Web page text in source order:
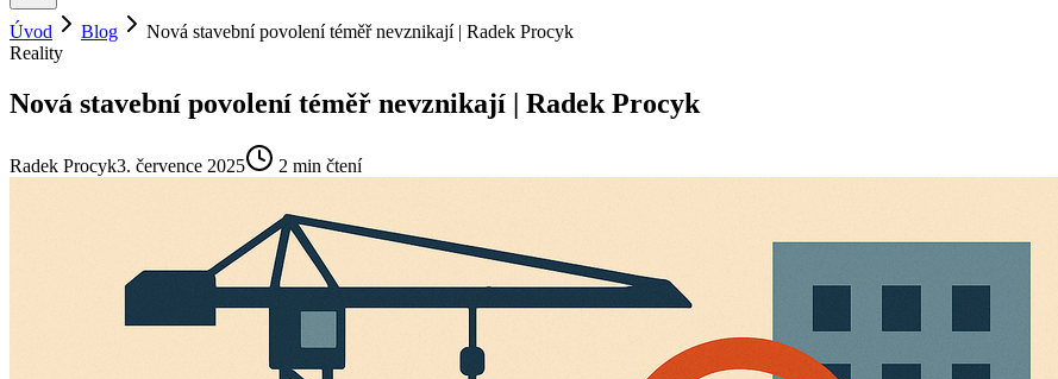
Úvod Blog
Nová stavební povolení téměř nevznikají | Radek Procyk
Reality
Nová stavební povolení téměř nevznikají | Radek Procyk
Radek Procyk3. července 2025 2 min čtení